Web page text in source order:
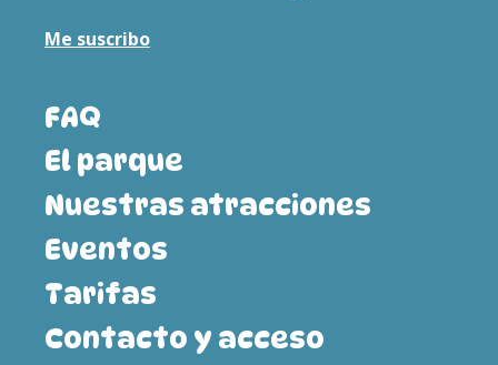
Me suscribo
FAQ
El parque
Nuestras atracciones
Eventos
Tarifas
Contacto y acceso